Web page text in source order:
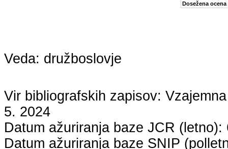
Dosežena ocena
Veda: družboslovje
Vir bibliografskih zapisov:
5. 2024
Datum ažuriranja baze JCR (letno):
Datum ažuriranja baze SNIP